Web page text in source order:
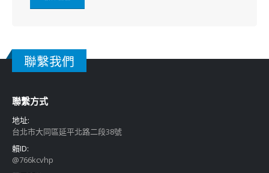
聯繫我們
聯繫方式
地址:
台北市大同區延平北路二段38號
賴ID:
@766kcvhp